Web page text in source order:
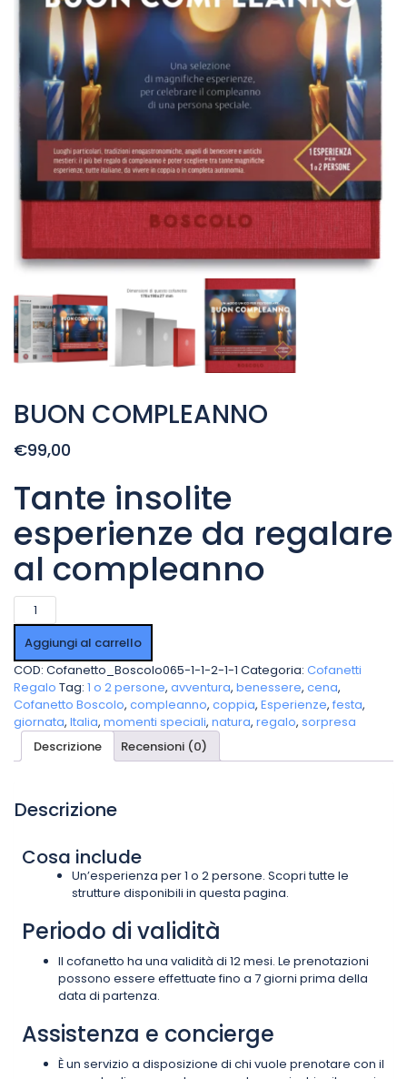
BUON COMPLEANNO
€99,00
Tante insolite
esperienze da regalare
al compleanno
BUON
COMPLEANNO
quantità
Aggiungi al carrello
COD: Cofanetto_Boscolo065-1-1-2-1-1 Categoria: Cofanetti
Regalo Tag: 1 o 2 persone, avventura, benessere, cena,
Cofanetto Boscolo, compleanno, coppia, Esperienze, festa,
giornata, Italia, momenti speciali, natura, regalo, sorpresa
Descrizione
Recensioni (0)
Descrizione
Cosa include
Un’esperienza per 1 o 2 persone. Scopri tutte le
strutture disponibili in questa pagina.
Periodo di validità
Il cofanetto ha una validità di 12 mesi. Le prenotazioni
possono essere effettuate fino a 7 giorni prima della
data di partenza.
Assistenza e concierge
È un servizio a disposizione di chi vuole prenotare con il